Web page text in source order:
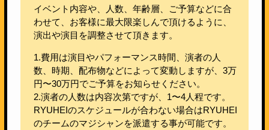
イベント内容や、人数、年齢層、ご予算などに合
わせて、お客様に最大限楽しんで頂けるように、
演出や演目を調整させて頂きます。
1.費用は演目やパフォーマンス時間、演者の人
数、時期、配布物などによって変動しますが、3万
円〜30万円でご予算をお知らせください。
2.演者の人数は内容次第ですが、1〜4人程です。
RYUHEIのスケジュールが合わない場合はRYUHEI
のチームのマジシャンを派遣する事が可能です。